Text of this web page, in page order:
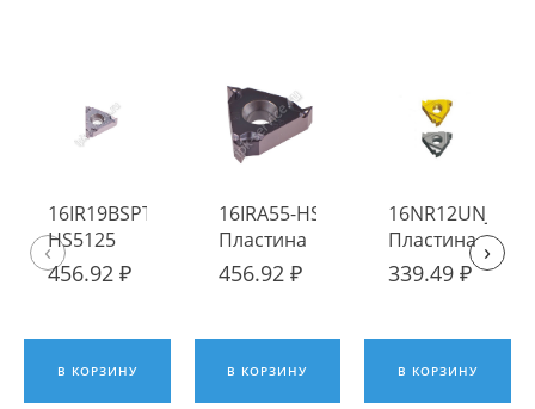
16IR19BSPT-
HS5125
Пластина
456.92 ₽
В КОРЗИНУ
16IRA55-HS5125
Пластина
твердосплавная
456.92 ₽
В КОРЗИНУ
16NR12UNJ
Пластина
339.49 ₽
В КОРЗИНУ
‹ ›